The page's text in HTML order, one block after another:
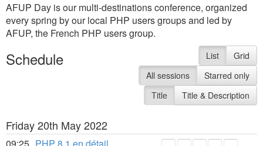
AFUP Day is our multi-destinations conference, organized
every spring by our local PHP users groups and led by
AFUP, the French PHP users group.
Schedule List
Grid
All sessions
Starred only
Title
Title & Description
Friday 20th May 2022